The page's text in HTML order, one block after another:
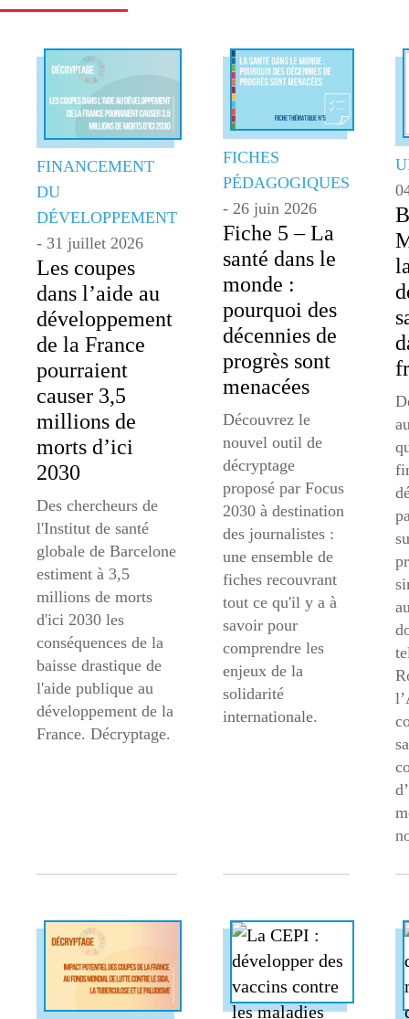
FINANCEMENT
DU
DÉVELOPPEMENT
- 31 juillet 2026
Les coupes
dans l’aide au
développement
de la France
pourraient
causer 3,5
millions de
morts d’ici
2030
Des chercheurs de
l'Institut de santé
globale de Barcelone
estiment à 3,5
millions de morts
d'ici 2030 les
conséquences de la
baisse drastique de
l'aide publique au
développement de la
France. Décryptage.
FICHES
PÉDAGOGIQUES
- 26 juin 2026
Fiche 5 – La
santé dans le
monde :
pourquoi des
décennies de
progrès sont
menacées
Découvrez le
nouvel outil de
décryptage
proposé par Focus
2030 à destination
des journalistes :
une ensemble de
fiches recouvrant
tout ce qu'il y a à
savoir pour
comprendre les
enjeux de la
solidarité
internationale.